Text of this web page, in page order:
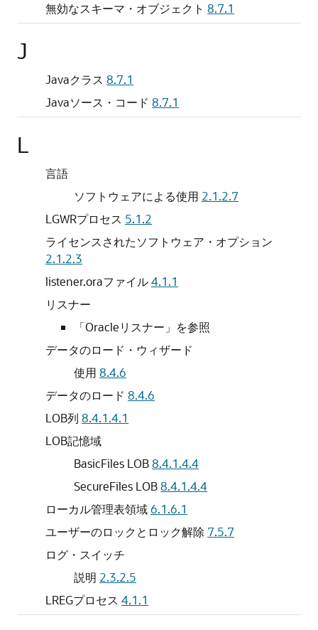
無効なスキーマ・オブジェクト 8.7.1
J
Javaクラス 8.7.1
Javaソース・コード 8.7.1
L
言語
ソフトウェアによる使用 2.1.2.7
LGWRプロセス 5.1.2
ライセンスされたソフトウェア・オプション
2.1.2.3
listener.oraファイル4.1.1
リスナー
「Oracleリスナー」を参照
データのロード・ウィザード
使用 8.4.6
データのロード 8.4.6
LOB列 8.4.1.4.1
LOB記憶域
BasicFiles LOB8.4.1.4.4
SecureFiles LOB8.4.1.4.4
ローカル管理表領域6.1.6.1
ユーザーのロックとロック解除 7.5.7
ログ・スイッチ
説明 2.3.2.5
LREGプロセス 4.1.1